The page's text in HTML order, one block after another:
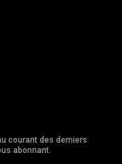
courant des derniers
abonnant.